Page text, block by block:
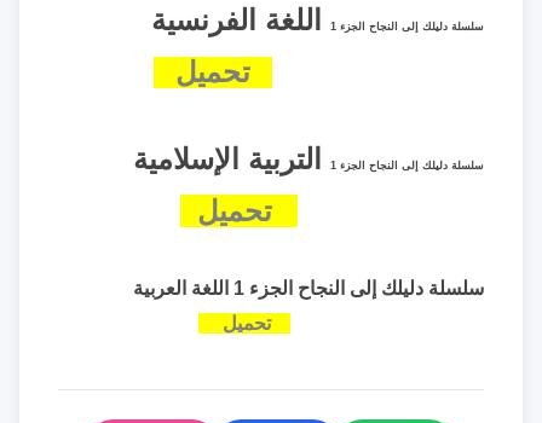
سلسلة دليلك إلى النجاح الجزء 1 اللغة الفرنسية
تحميل
سلسلة دليلك إلى النجاح الجزء 1
التربية الإسلامية
تحميل
سلسلة دليلك إلى النجاح الجزء 1 اللغة العربية
تحميل